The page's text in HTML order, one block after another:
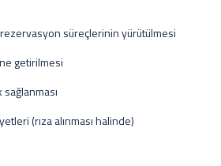
süreçlerinin yürütülmesi
getirilmesi
(rıza alınması halinde)